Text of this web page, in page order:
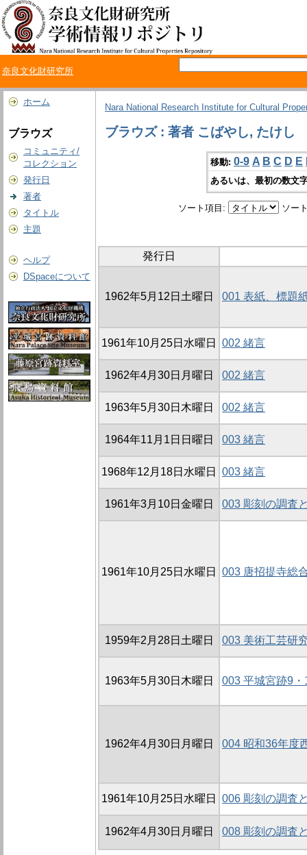
奈良文化財研究所
ホーム
ブラウズ
コミュニティ/
コレクション
発行日
著者
タイトル
主題
ヘルプ
DSpaceについて
Nara National Research Institute for Cultural
ブラウズ : 著者 こばやし, たけし
移動: 0-9 A B C D E
あるいは、最初の数文
ソート項目: ソー
発行日
1962年5月12日土曜日 001 表紙、標題
1961年10月25日水曜日 002 緒言
1962年4月30日月曜日 002 緒言
1963年5月30日木曜日 002 緒言
1964年11月1日日曜日 003 緒言
1968年12月18日水曜日 003 緒言
1961年3月10日金曜日 003 彫刻の調査
1961年10月25日水曜日 003 唐招提寺総
1959年2月28日土曜日 003 美術工芸研
1963年5月30日木曜日 003 平城宮跡9
1962年4月30日月曜日 004 昭和36年度
1961年10月25日水曜日 006 彫刻の調査
1962年4月30日月曜日 008 彫刻の調査